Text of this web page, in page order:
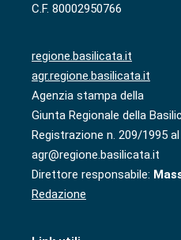
C.F. 80002950766
regione.basilicata.it
agr.regione.basilicata.it
Agenzia stampa della
Giunta Regionale della
Registrazione n. 209/1995
agr@regione.basilicata.it
Direttore responsabile:
Redazione